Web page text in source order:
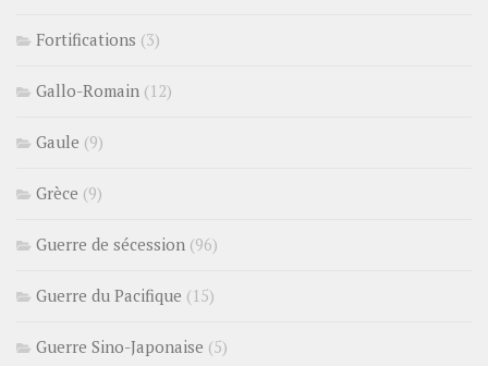
Fortifications (3)
Gallo-Romain (12)
Gaule (9)
Grèce (9)
Guerre de sécession (96)
Guerre du Pacifique (15)
Guerre Sino-Japonaise (5)